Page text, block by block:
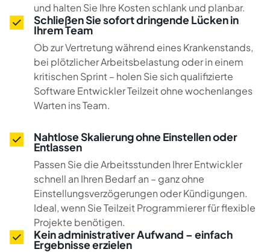
und halten Sie Ihre Kosten schlank und planbar.
Schließen Sie sofort dringende Lücken in
Ihrem Team
Ob zur Vertretung während eines Krankenstands,
bei plötzlicher Arbeitsbelastung oder in einem
kritischen Sprint – holen Sie sich qualifizierte
Software Entwickler Teilzeit ohne wochenlanges
Warten ins Team.
Nahtlose Skalierung ohne Einstellen oder
Entlassen
Passen Sie die Arbeitsstunden Ihrer Entwickler
schnell an Ihren Bedarf an – ganz ohne
Einstellungsverzögerungen oder Kündigungen.
Ideal, wenn Sie Teilzeit Programmierer für flexible
Projekte benötigen.
Kein administrativer Aufwand – einfach
Ergebnisse erzielen